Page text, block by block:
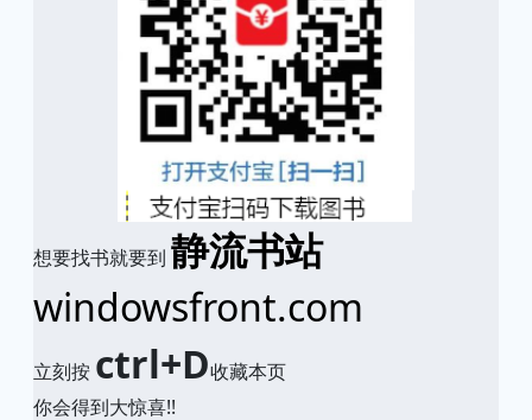
想要找书就要到 静流书站
windowsfront.com
立刻按 ctrl+D收藏本页
你会得到大惊喜!!